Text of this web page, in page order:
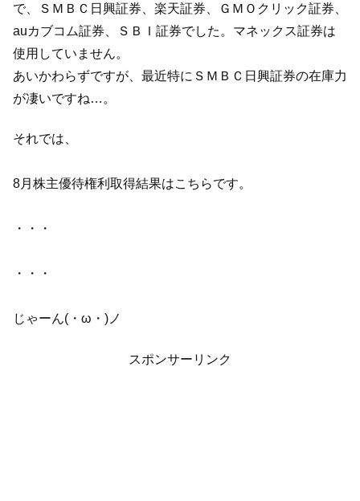
で、ＳＭＢＣ日興証券、楽天証券、ＧＭＯクリック証券、
auカブコム証券、ＳＢＩ証券でした。マネックス証券は
使用していません。
あいかわらずですが、最近特にＳＭＢＣ日興証券の在庫力
が凄いですね…。
それでは、
8月株主優待権利取得結果はこちらです。
・・・
・・・
じゃーん(・ω・)ノ
スポンサーリンク